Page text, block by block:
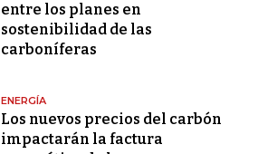
entre los planes en
sostenibilidad de las
carboníferas
ENERGÍA
Los nuevos precios del carbón
impactarán la factura